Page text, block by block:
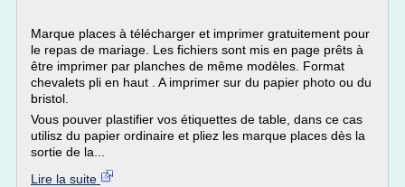
Marque places à télécharger et imprimer gratuitement pour
le repas de mariage. Les fichiers sont mis en page prêts à
être imprimer par planches de même modèles. Format
chevalets pli en haut . A imprimer sur du papier photo ou du
bristol.
Vous pouver plastifier vos étiquettes de table, dans ce cas
utilisz du papier ordinaire et pliez les marque places dès la
sortie de la...
Lire la suite